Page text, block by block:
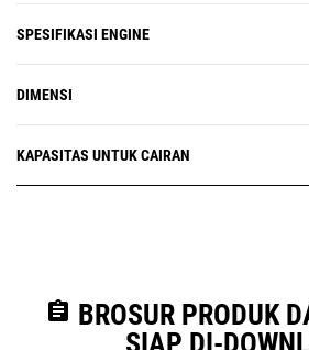
SPESIFIKASI ENGINE
DIMENSI
KAPASITAS UNTUK CAIRAN
assignment BROSUR PRODUK